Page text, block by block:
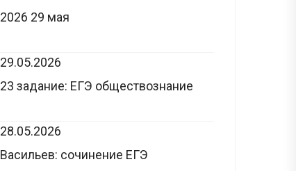
2026 29 мая
29.05.2026
23 задание: ЕГЭ обществознание
28.05.2026
Васильев: сочинение ЕГЭ